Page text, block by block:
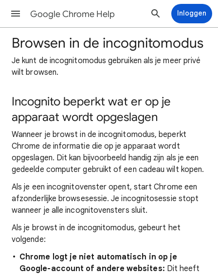
Google Chrome Help Inloggen
Browsen in de incognitomodus
Je kunt de incognitomodus gebruiken als je meer privé
wilt browsen.
Incognito beperkt wat er op je
apparaat wordt opgeslagen
Wanneer je browst in de incognitomodus, beperkt
Chrome de informatie die op je apparaat wordt
opgeslagen. Dit kan bijvoorbeeld handig zijn als je een
gedeelde computer gebruikt of een cadeau wilt kopen.
Als je een incognitovenster opent, start Chrome een
afzonderlijke browsesessie. Je incognitosessie stopt
wanneer je alle incognitovensters sluit.
Als je browst in de incognitomodus, gebeurt het
volgende:
Chrome logt je niet automatisch in op je
Google-account of andere websites: Dit heeft